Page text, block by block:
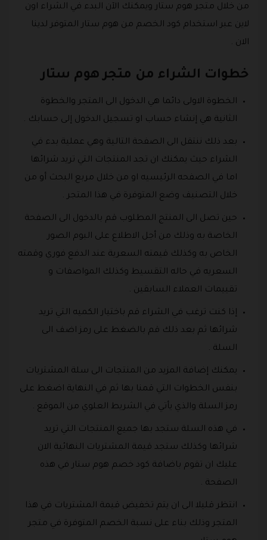
من خلال متجر هوم ستار ويمكنك الآن البدء في الشراء اون
لاين عبر استخدام كود الخصم من هوم ستار المتوفر لدينا
الان .
خطوات الشراء من متجر هوم ستار
الخطوة الاولى دائما هي الدخول الى المتجر والخطوة
الثانية هي إنشاء حساب او تسجيل الدخول إلى حسابك .
بعد ذلك ننتقل الى الصفحة التالية وهي عملية بدء في
الشراء حيث يمكنك ان تجد المنتجات التي تريد شرائها
اما في الصفحه الرئيسيه او من خلال مربع البحث أو من
خلال التصنيف وضع المتوفرة في هذا المتجر .
حين تصل الى المنتج المطلوب قم بالدخول الى الصفحة
الخاصة به وذلك من أجل الاطلاع على البوم الصور
الخاص به وكذلك قيمته السعرية عند الدفع فوري وقمته
السعريه في حاله التقسيط وكذلك المواصفات و
تقييمات العملاء السابقين .
إذا كنت ترغب في الشراء قم باختيار الكميه التي تريد
شرائها ثم بعد ذلك قم بالضغط على رمز اضف الى
السلة .
يمكنك إضافة المزيد من المنتجات الى سلة المشتريات
بنفس الخطوات التي قمنا بها ثم في النهاية اضغط على
رمز السلة والذي يأتي في الشريط العلوي من الموقع .
في هذه السلة ستجد بها جميع المنتجات التي تريد
شرائها وكذلك ستجد قيمة المشتريات النهائية الان
عليك ان تقوم باضافة كود خصم هوم ستار في هذه
الصفحة .
انتظر قليلا الى ان يتم تخفيض قيمة المشتريات في هذا
المتجر وذلك بناء على نسبة الخصم المتوفرة في متجر